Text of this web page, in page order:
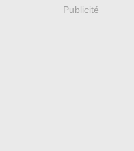
Publicité